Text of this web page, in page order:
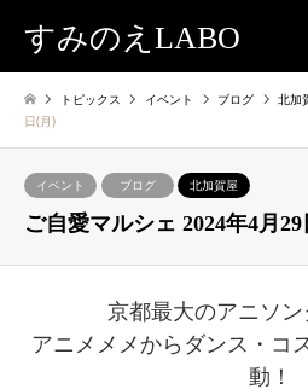
すみのえLABO
トピックス イベント ブログ 北加
日(月)
イベント ブログ 北加賀屋
ご自愛マルシェ 2024年4月
京都最大のアニソ
アニメメメからダンス・コ
動！